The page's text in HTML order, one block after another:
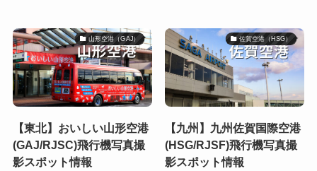
山形空港（GAJ）
【東北】おいしい山形空港
(GAJ/RJSC)飛行機写真撮
影スポット情報
佐賀空港（HSG）
【九州】九州佐賀国際空港
(HSG/RJSF)飛行機写真撮
影スポット情報